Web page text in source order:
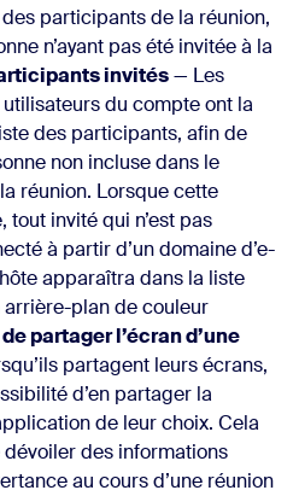
participants de la réunion,
n’ayant pas été invitée à la
invités— Les
du compte ont la
des participants, afin de
non incluse dans le
réunion. Lorsque cette
invité qui n’est pas
à partir d’un domaine d’e-
apparaîtra dans la liste
plan de couleur
partager l’écran d’une
partagent leurs écrans,
d’en partager la
de leur choix. Cela
des informations
au cours d’une réunion